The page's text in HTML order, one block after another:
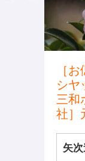
［
シヤ
三和
社］
矢